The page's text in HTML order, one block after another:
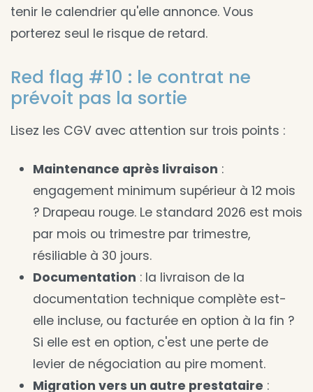
tenir le calendrier qu'elle annonce. Vous
porterez seul le risque de retard.
Red flag #10 : le contrat ne
prévoit pas la sortie
Lisez les CGV avec attention sur trois points :
Maintenance après livraison :
engagement minimum supérieur à 12 mois
? Drapeau rouge. Le standard 2026 est mois
par mois ou trimestre par trimestre,
résiliable à 30 jours.
Documentation : la livraison de la
documentation technique complète est-
elle incluse, ou facturée en option à la fin ?
Si elle est en option, c'est une perte de
levier de négociation au pire moment.
Migration vers un autre prestataire :